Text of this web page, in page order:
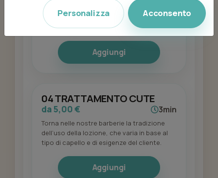
Shampoo pre-taglio, esecuzione del taglio
capelli accordato e styling con i migliori
prodotti Solomon’s.
Aggiungi
04 TRATTAMENTO CUTE
da 5,00 € 3min
Torna nelle nostre barberie la tradizione
dell’uso della lozione, che varia in base al
tipo di capello e di esigenze del cliente.
Aggiungi
Personalizza Acconsento